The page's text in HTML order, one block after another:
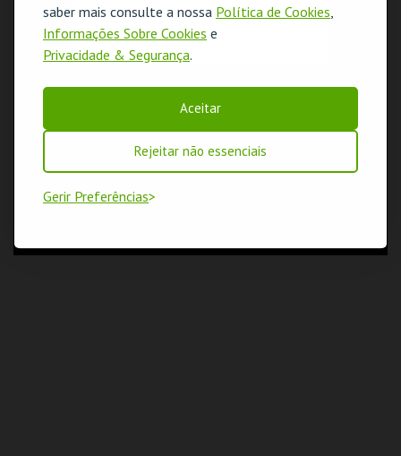
saber mais consulte a nossa Política de Cookies
Informações Sobre Cookies e
Privacidade & Segurança.
Aceitar
Rejeitar não essenciais
Gerir Preferências
OK